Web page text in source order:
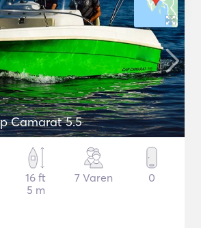
Camarat 5.5
16 ft
5 m
7 Varen 0